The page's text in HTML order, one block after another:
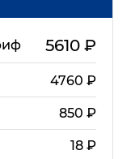
5610₽
4760 ₽
850 ₽
18₽